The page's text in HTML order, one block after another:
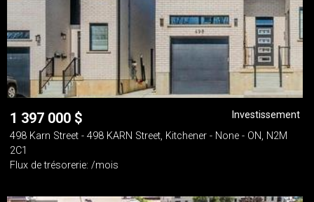
1 397 000 $
Investissement
498 Karn Street - 498 KARN Street, Kitchener - None - ON, N2M
2C1
Flux de trésorerie: /mois